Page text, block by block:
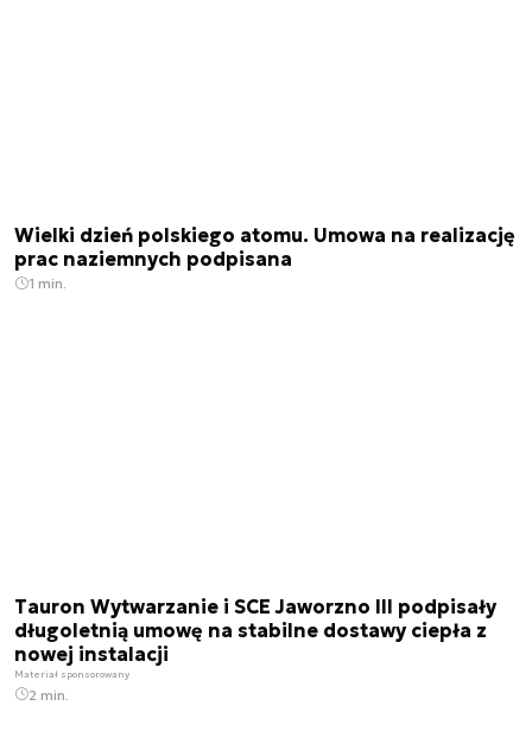
Wielki dzień polskiego atomu. Umowa na realizację
prac naziemnych podpisana
1 min.
Tauron Wytwarzanie i SCE Jaworzno III podpisały
długoletnią umowę na stabilne dostawy ciepła z
nowej instalacji
Materiał sponsorowany
2 min.